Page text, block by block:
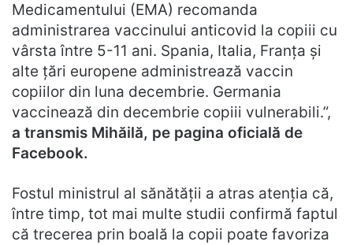
Medicamentului (EMA) recomanda
administrarea vaccinului anticovid la copiii cu
vârsta între 5-11 ani. Spania, Italia, Franţa şi
alte ţări europene administrează vaccin
copiilor din luna decembrie. Germania
vaccinează din decembrie copiii vulnerabili.”,
a transmis Mihăilă, pe pagina oficială de
Facebook.
Fostul ministrul al sănătății a atras atenția că,
între timp, tot mai multe studii confirmă faptul
că trecerea prin boală la copii poate favoriza